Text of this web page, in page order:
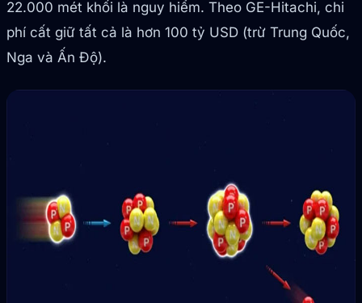
22.000 mét khối là nguy hiểm. Theo GE-Hitachi, chi
phí cất giữ tất cả là hơn 100 tỷ USD (trừ Trung Quốc,
Nga và Ấn Độ).